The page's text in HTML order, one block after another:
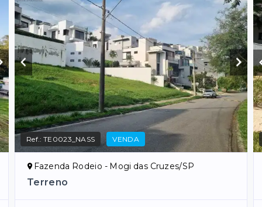
Ref.:TE0023_NASS VENDA
Fazenda Rodeio - Mogi das Cruzes/SP
Terreno